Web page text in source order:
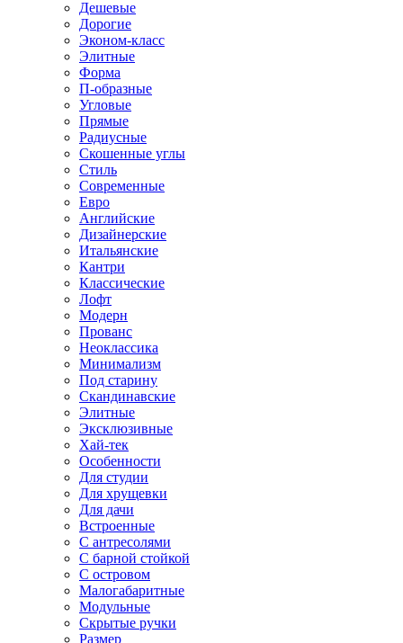
Дешевые
Дорогие
Эконом-класс
Элитные
Форма
П-образные
Угловые
Прямые
Радиусные
Скошенные углы
Стиль
Современные
Евро
Английские
Дизайнерские
Итальянские
Кантри
Классические
Лофт
Модерн
Прованс
Неоклассика
Минимализм
Под старину
Скандинавские
Элитные
Эксклюзивные
Хай-тек
Особенности
Для студии
Для хрущевки
Для дачи
Встроенные
С антресолями
С барной стойкой
С островом
Малогабаритные
Модульные
Скрытые ручки
Размер